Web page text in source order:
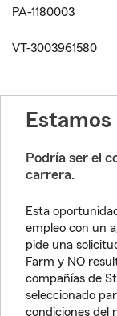
PA-1180003
VT-3003961580
Podría ser el
carrera.
Esta
empleo con un
pide una
Farm y NO
compañías de
seleccionado
condiciones del